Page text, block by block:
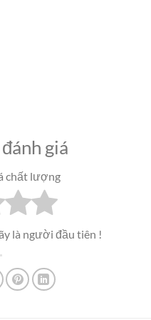
giá
chất lượng
là người đầu tiên !